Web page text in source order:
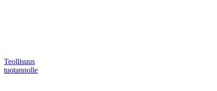
Teollisuus
tuotannolle